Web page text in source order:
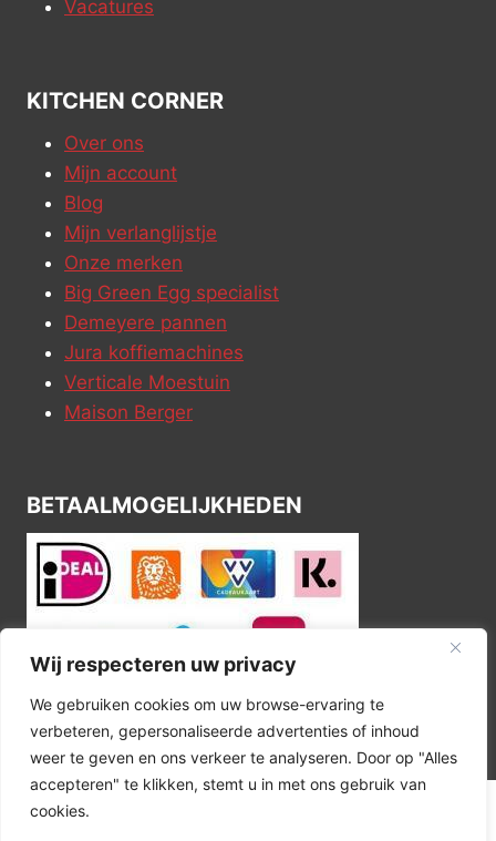
Wij respecteren uw privacy
We gebruiken cookies om uw browse-ervaring te
verbeteren, gepersonaliseerde advertenties of inhoud
weer te geven en ons verkeer te analyseren. Door op "Alles
accepteren" te klikken, stemt u in met ons gebruik van
cookies.
Vacatures
KITCHEN CORNER
Over ons
Mijn account
Blog
Mijn verlanglijstje
Onze merken
Big Green Egg specialist
Demeyere pannen
Jura koffiemachines
Verticale Moestuin
Maison Berger
BETAALMOGELIJKHEDEN